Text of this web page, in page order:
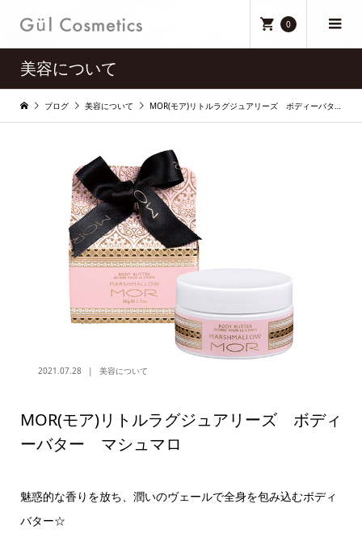
0
美容について
ブログ 美容について MOR(モア)リトルラグジュアリーズ ボディーバター マシュマロ
2021.07.28 美容について
MOR(モア)リトルラグジュアリーズ ボディ
ーバター マシュマロ
魅惑的な香りを放ち、潤いのヴェールで全身を包み込むボディ
バター☆